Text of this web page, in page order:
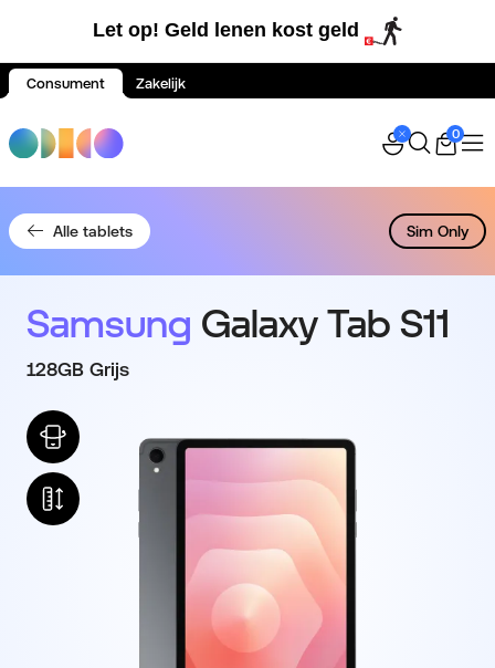
Let op! Geld lenen kost geld
Consument Zakelijk
0
Alle tablets Sim Only
Samsung Galaxy Tab S11
128GB Grijs